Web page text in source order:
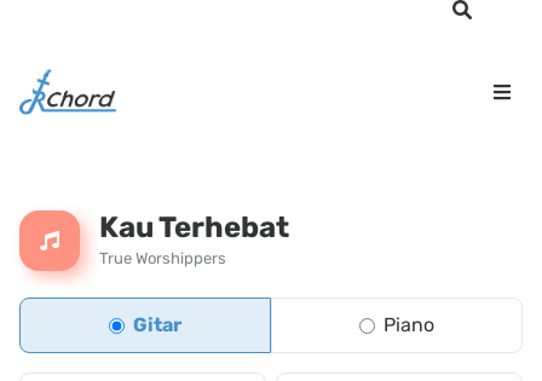
Kau Terhebat
True Worshippers
Gitar Piano